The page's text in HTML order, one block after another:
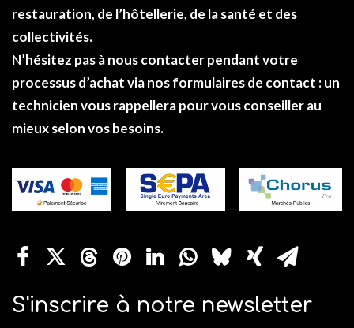
restauration, de l’hôtellerie, de la santé et des
collectivités.
N’hésitez pas à nous contacter pendant votre
processus d’achat via nos formulaires de contact : un
technicien vous rappellera pour vous conseiller au
mieux selon vos besoins.
S'inscrire à notre newsletter